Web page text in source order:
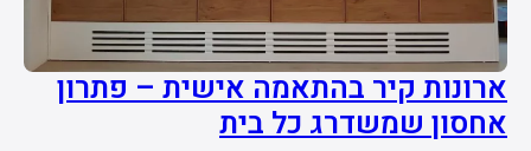
ארונות קיר בהתאמה אישית – פתרון
אחסון שמשדרג כל בית